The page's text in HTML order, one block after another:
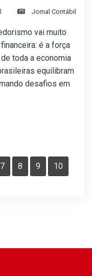
Jornal Contábil
vai muito
é a força
toda a economia
equilibram
desafios em
7 8 9 10